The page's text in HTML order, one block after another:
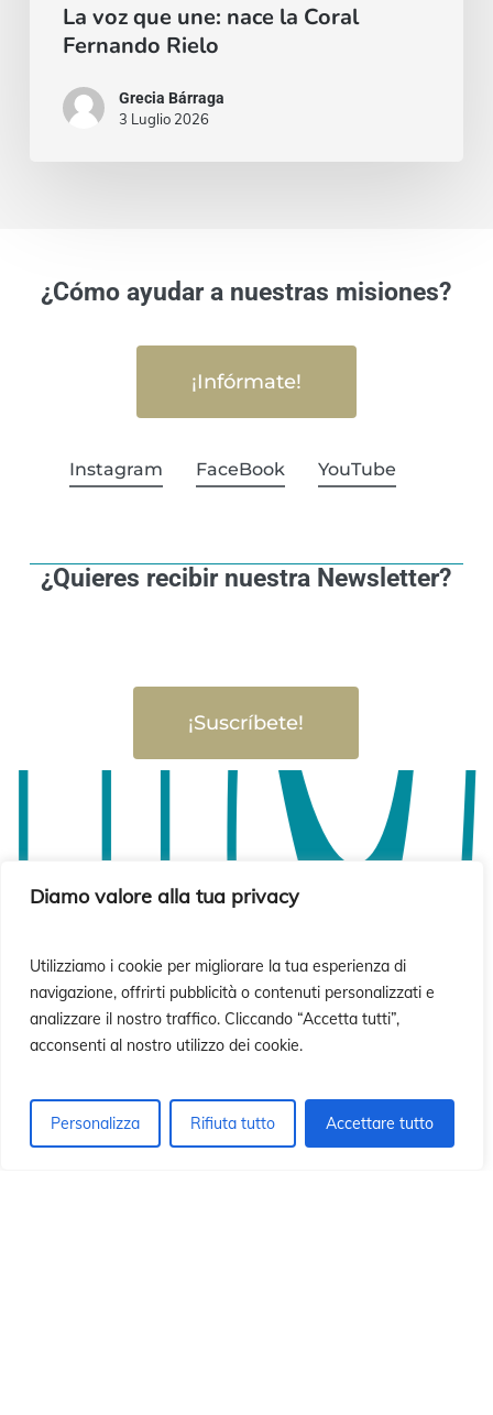
Diamo valore alla tua privacy
Utilizziamo i cookie per migliorare la tua esperienza di
navigazione, offrirti pubblicità o contenuti personalizzati e
analizzare il nostro traffico. Cliccando “Accetta tutti”,
acconsenti al nostro utilizzo dei cookie.
Personalizza Rifiuta tutto Accettare tutto
La voz que une: nace la Coral
Fernando Rielo
Grecia Bárraga
3 Luglio 2026
¿Cómo ayudar a nuestras misiones?
¡Infórmate!
Instagram FaceBook YouTube
¿Quieres recibir nuestra Newsletter?
¡Suscríbete!